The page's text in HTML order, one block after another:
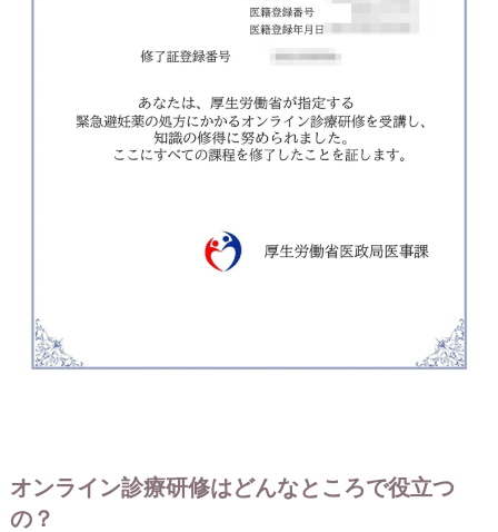
オンライン診療研修はどんなところで役立つ
の？